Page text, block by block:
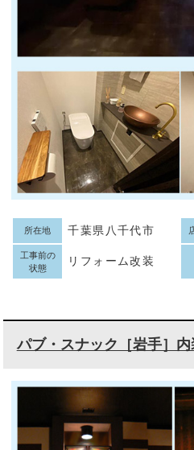
所在地 千葉県八千代市
工事前の
状態
リフォーム改装
パブ・スナック［岩手］